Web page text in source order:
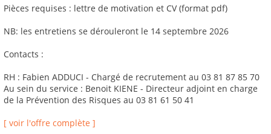
Pièces requises : lettre de motivation et CV (format pdf)
NB: les entretiens se dérouleront le 14 septembre 2026
Contacts :
RH : Fabien ADDUCI - Chargé de recrutement au 03 81 87 85 70
Au sein du service : Benoit KIENE - Directeur adjoint en charge
de la Prévention des Risques au 03 81 61 50 41
[ voir l'offre complète ]